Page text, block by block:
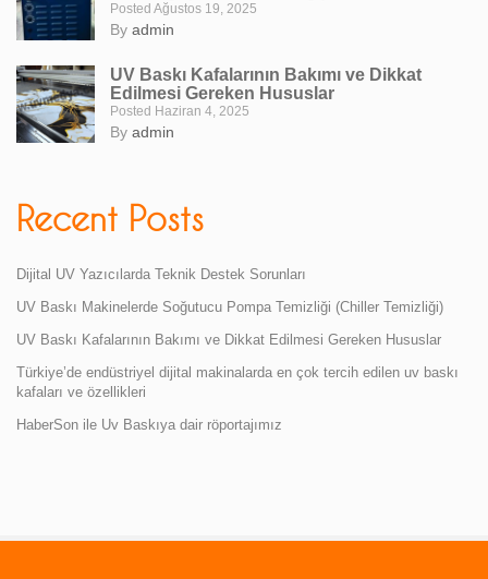
Posted Ağustos 19, 2025
By admin
UV Baskı Kafalarının Bakımı ve Dikkat
Edilmesi Gereken Hususlar
Posted Haziran 4, 2025
By admin
Recent Posts
Dijital UV Yazıcılarda Teknik Destek Sorunları
UV Baskı Makinelerde Soğutucu Pompa Temizliği (Chiller Temizliği)
UV Baskı Kafalarının Bakımı ve Dikkat Edilmesi Gereken Hususlar
Türkiye’de endüstriyel dijital makinalarda en çok tercih edilen uv baskı
kafaları ve özellikleri
HaberSon ile Uv Baskıya dair röportajımız